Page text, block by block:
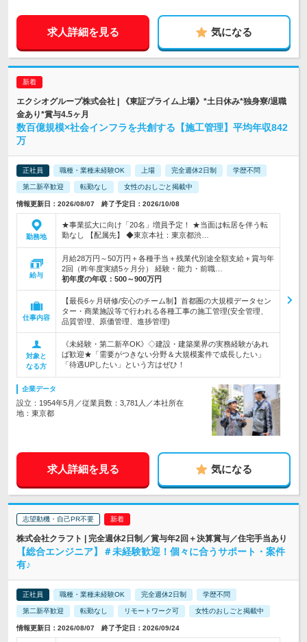
求人詳細を見る 気になる
エクシオグループ株式会社 | 《東証プライム上場》*土日休み*独身寮/退職
金あり*賞与4.5ヶ月
数百億規模×社会インフラを共創する【施工管理】平均年収842
万
正社員 職種・業種未経験OK 上場 完全週休2日制 学歴不問
第二新卒歓迎 転勤なし 女性のおしごと掲載中
情報更新日：2026/08/07 終了予定日：2026/10/08
勤務地
★事業拡大に向け「20名」増員予定！ ★当面は転居を伴う転
勤なし 【配属先】 ◆東京本社：東京都渋…
給与
月給28万円～50万円＋各種手当＋残業代別途全額支給＋賞与年
2回（昨年度実績5ヶ月分） 経験・能力・前職…
初年度の年収： 500～900万円
仕事内容
【最長6ヶ月研修/安心のチーム制】首都圏の大規模データセン
ター・商業施設等で行われる各種工事の施工管理(安全管理、
品質管理、原価管理、進捗管理)
対象と
なる方
《未経験・第二新卒OK》◇建設・建築業界の実務経験があれ
ば歓迎★「需要がつきない分野＆大規模案件で成長したい」
「待遇UPしたい」という方はぜひ！
企業データ
設立：1954年5月／従業員数：3,781人／本社所在
地：東京都
求人詳細を見る 気になる
志望動機・自己PR不要
株式会社クラフト | 完全週休2日制／賞与年2回＋決算賞与／住宅手当あり
【総合エンジニア】＃未経験歓迎！個々に合うサポート・案件
有♪
正社員 職種・業種未経験OK 完全週休2日制 学歴不問
第二新卒歓迎 転勤なし リモートワーク可 女性のおしごと掲載中
情報更新日：2026/08/07 終了予定日：2026/09/24